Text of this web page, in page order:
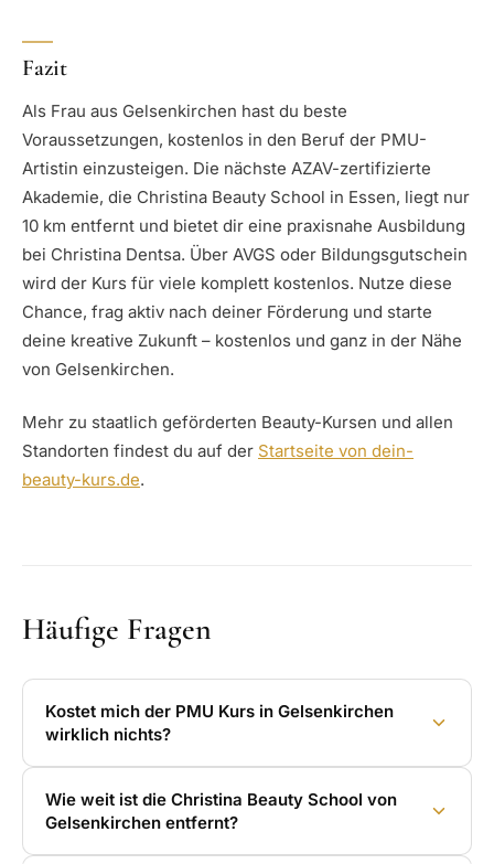
Fazit
Als Frau aus Gelsenkirchen hast du beste
Voraussetzungen, kostenlos in den Beruf der PMU-
Artistin einzusteigen. Die nächste AZAV-zertifizierte
Akademie, die Christina Beauty School in Essen, liegt nur
10 km entfernt und bietet dir eine praxisnahe Ausbildung
bei Christina Dentsa. Über AVGS oder Bildungsgutschein
wird der Kurs für viele komplett kostenlos. Nutze diese
Chance, frag aktiv nach deiner Förderung und starte
deine kreative Zukunft – kostenlos und ganz in der Nähe
von Gelsenkirchen.
Mehr zu staatlich geförderten Beauty-Kursen und allen
Standorten findest du auf der Startseite von dein-
beauty-kurs.de.
Häufige Fragen
Kostet mich der PMU Kurs in Gelsenkirchen
wirklich nichts?
Wie weit ist die Christina Beauty School von
Gelsenkirchen entfernt?